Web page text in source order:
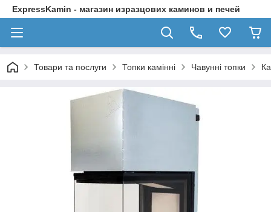
ExpressKamin - магазин изразцових каминов и печей
Товари та послуги Топки камінні Чавунні топки